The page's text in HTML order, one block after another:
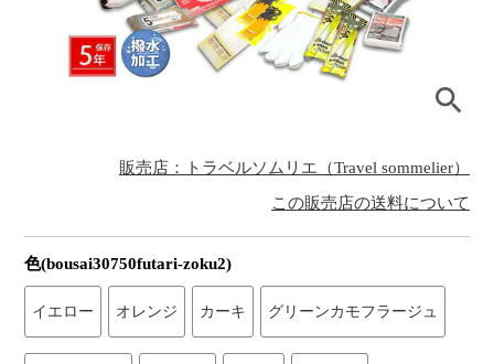
販売店：トラベルソムリエ（Travel sommelier）
この販売店の送料について
色(bousai30750futari-zoku2)
イエロー オレンジ カーキ グリーンカモフラージュ